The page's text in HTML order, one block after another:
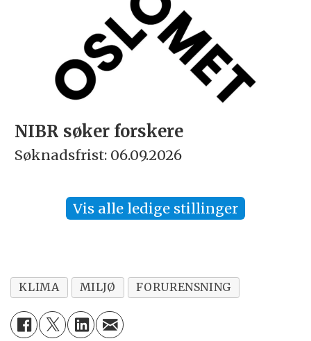
NIBR søker forskere
Søknadsfrist: 06.09.2026
Vis alle ledige stillinger
KLIMA MILJØ FORURENSNING